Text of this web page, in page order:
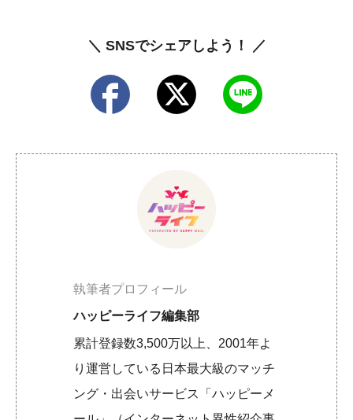
＼ SNSでシェアしよう！ ／
執筆者プロフィール
ハッピーライフ編集部
累計登録数3,500万以上、2001年よ
り運営している日本最大級のマッチ
ング・出会いサービス「ハッピーメ